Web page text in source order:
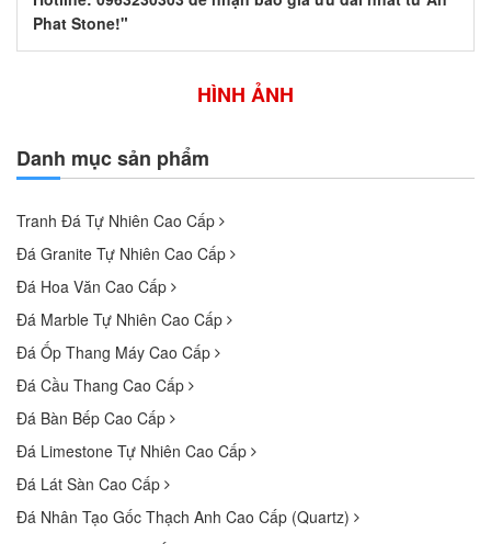
Danh mục sản phẩm
Tranh Đá Tự Nhiên Cao Cấp
Đá Granite Tự Nhiên Cao Cấp
Đá Hoa Văn Cao Cấp
Đá Marble Tự Nhiên Cao Cấp
Đá Ốp Thang Máy Cao Cấp
Đá Cầu Thang Cao Cấp
Đá Bàn Bếp Cao Cấp
Đá Limestone Tự Nhiên Cao Cấp
Đá Lát Sàn Cao Cấp
Đá Nhân Tạo Gốc Thạch Anh Cao Cấp (Quartz)
Phat Stone!"
HÌNH ẢNH